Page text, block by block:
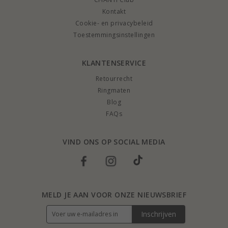
Kontakt
Cookie- en privacybeleid
Toestemmingsinstellingen
KLANTENSERVICE
Retourrecht
Ringmaten
Blog
FAQs
VIND ONS OP SOCIAL MEDIA
MELD JE AAN VOOR ONZE NIEUWSBRIEF
Inschrijven